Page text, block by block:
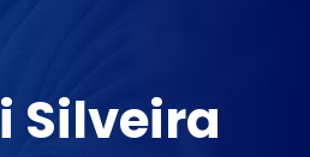
Silveira